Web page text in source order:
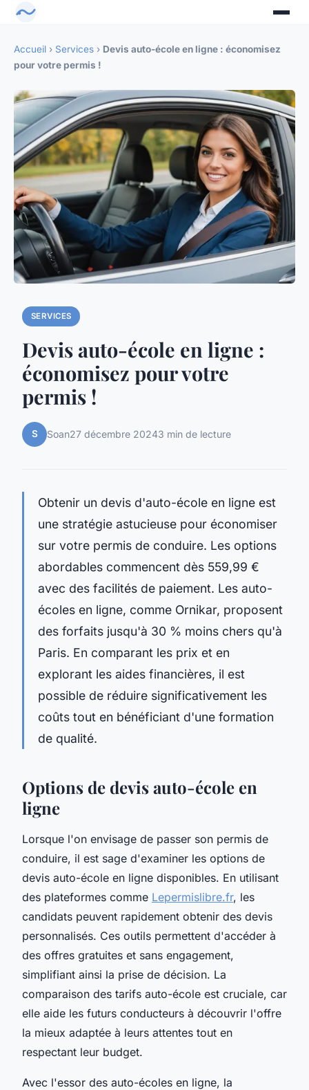
Accueil › Services › Devis auto-école en ligne : économisez
pour votre permis !
SERVICES
Devis auto-école en ligne :
économisez pour votre
permis !
S Soan27 décembre 20243 min de lecture
Obtenir un devis d'auto-école en ligne est
une stratégie astucieuse pour économiser
sur votre permis de conduire. Les options
abordables commencent dès 559,99 €
avec des facilités de paiement. Les auto-
écoles en ligne, comme Ornikar, proposent
des forfaits jusqu'à 30 % moins chers qu'à
Paris. En comparant les prix et en
explorant les aides financières, il est
possible de réduire significativement les
coûts tout en bénéficiant d'une formation
de qualité.
Options de devis auto-école en
ligne
Lorsque l'on envisage de passer son permis de
conduire, il est sage d'examiner les options de
devis auto-école en ligne disponibles. En utilisant
des plateformes comme Lepermislibre.fr, les
candidats peuvent rapidement obtenir des devis
personnalisés. Ces outils permettent d'accéder à
des offres gratuites et sans engagement,
simplifiant ainsi la prise de décision. La
comparaison des tarifs auto-école est cruciale, car
elle aide les futurs conducteurs à découvrir l'offre
la mieux adaptée à leurs attentes tout en
respectant leur budget.
Avec l'essor des auto-écoles en ligne, la